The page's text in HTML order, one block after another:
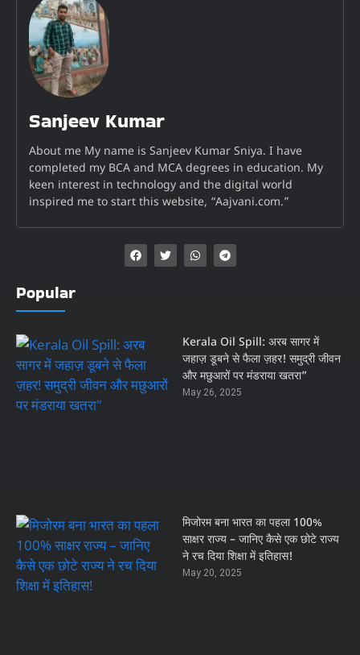
Sanjeev Kumar
About me My name is Sanjeev Kumar Sniya. I have
completed my BCA and MCA degrees in education. My
keen interest in technology and the digital world
inspired me to start this website, “Aajvani.com.”
Popular
Kerala Oil Spill: अरब सागर में
जहाज़ डूबने से फैला ज़हर! समुद्री जीवन
और मछुआरों पर मंडराया खतरा”
May 26, 2025
मिजोरम बना भारत का पहला 100%
साक्षर राज्य – जानिए कैसे एक छोटे राज्य
ने रच दिया शिक्षा में इतिहास!
May 20, 2025